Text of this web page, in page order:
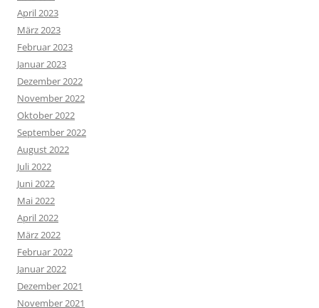
April 2023
März 2023
Februar 2023
Januar 2023
Dezember 2022
November 2022
Oktober 2022
September 2022
August 2022
Juli 2022
Juni 2022
Mai 2022
April 2022
März 2022
Februar 2022
Januar 2022
Dezember 2021
November 2021